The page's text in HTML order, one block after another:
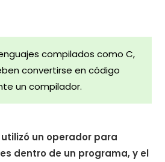
compilados como C,
convertirse en código
un compilador.
un operador para
dentro de un programa, y el